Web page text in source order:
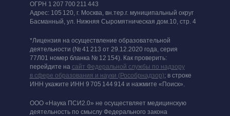
*Лицензия на осуществление образовательной
деятельности (№ 41 213 от 29.12.2020 года, серия
77Л01 номер бланка № 12 154). Как проверить:
перейдите на сайт Федеральной службы по надзору
в сфере образования и науки (Рособрнадзор); в строке
ИНН укажите ИНН 9 705 144 914 и нажмите «Поиск».
ООО «Наука ПСИ2.0» не осуществляет медицинскую
деятельность по смыслу Федерального закона
ОГРН 1 207 700 211 443
Адрес: 105 120, г. Москва, вн.тер.г. муниципальный округ
Басманный, ул. Нижняя Сыромятническая дом.10, стр. 4